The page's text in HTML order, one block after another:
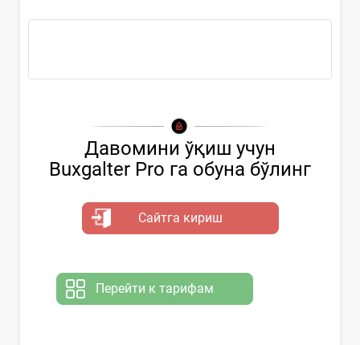
Давомини ўқиш учун
Buxgalter Pro га обуна бўлинг
Сайтга кириш
Перейти к тарифам